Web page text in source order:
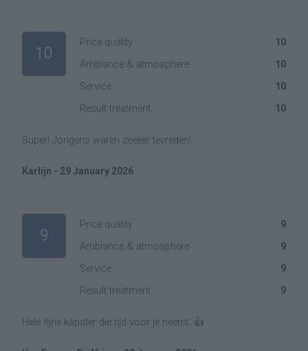
10
Price quality
10
Ambiance & atmosphere
10
Service
10
Result treatment
10
Super! Jongens waren zeeeer tevreden!
Karlijn - 29 January 2026
9
Price quality
9
Ambiance & atmosphere
9
Service
9
Result treatment
9
Hele fijne kapster die tijd voor je neemt. 👍